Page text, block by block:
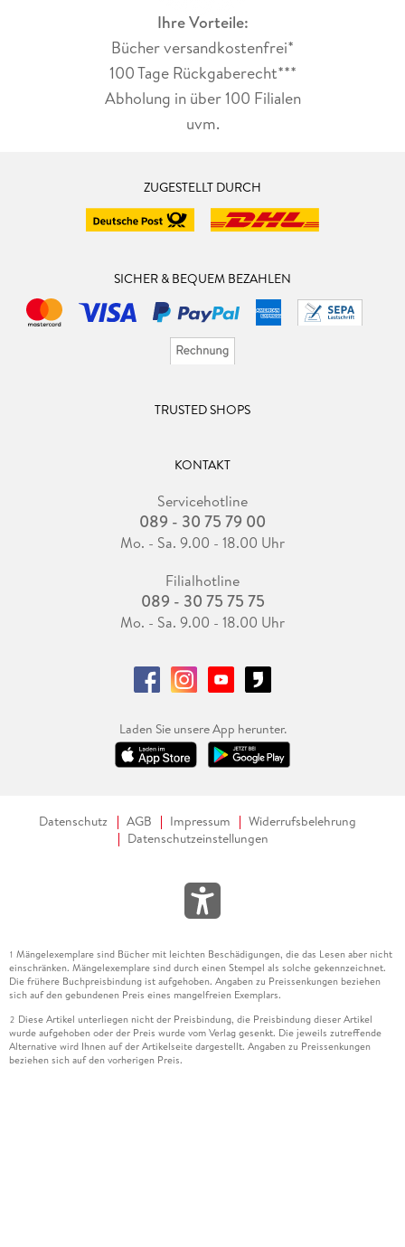
Ihre Vorteile:
Bücher versandkostenfrei*
100 Tage Rückgaberecht***
Abholung in über 100 Filialen
uvm.
ZUGESTELLT DURCH
SICHER & BEQUEM BEZAHLEN
TRUSTED SHOPS
KONTAKT
Servicehotline
089 - 30 75 79 00
Mo. - Sa. 9.00 - 18.00 Uhr
Filialhotline
089 - 30 75 75 75
Mo. - Sa. 9.00 - 18.00 Uhr
Laden Sie unsere App herunter.
Datenschutz AGB Impressum
Widerrufsbelehrung
Datenschutzeinstellungen
1 Mängelexemplare sind Bücher mit leichten Beschädigungen, die das Lesen aber nicht
einschränken. Mängelexemplare sind durch einen Stempel als solche gekennzeichnet.
Die frühere Buchpreisbindung ist aufgehoben. Angaben zu Preissenkungen beziehen
sich auf den gebundenen Preis eines mangelfreien Exemplars.
2 Diese Artikel unterliegen nicht der Preisbindung, die Preisbindung dieser Artikel
wurde aufgehoben oder der Preis wurde vom Verlag gesenkt. Die jeweils zutreffende
Alternative wird Ihnen auf der Artikelseite dargestellt. Angaben zu Preissenkungen
beziehen sich auf den vorherigen Preis.